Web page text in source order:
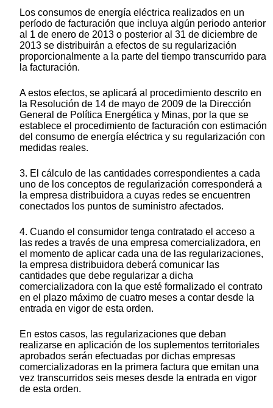
Los consumos de energía eléctrica realizados en un
período de facturación que incluya algún periodo anterior
al 1 de enero de 2013 o posterior al 31 de diciembre de
2013 se distribuirán a efectos de su regularización
proporcionalmente a la parte del tiempo transcurrido para
la facturación.
A estos efectos, se aplicará al procedimiento descrito en
la Resolución de 14 de mayo de 2009 de la Dirección
General de Política Energética y Minas, por la que se
establece el procedimiento de facturación con estimación
del consumo de energía eléctrica y su regularización con
medidas reales.
3. El cálculo de las cantidades correspondientes a cada
uno de los conceptos de regularización corresponderá a
la empresa distribuidora a cuyas redes se encuentren
conectados los puntos de suministro afectados.
4. Cuando el consumidor tenga contratado el acceso a
las redes a través de una empresa comercializadora, en
el momento de aplicar cada una de las regularizaciones,
la empresa distribuidora deberá comunicar las
cantidades que debe regularizar a dicha
comercializadora con la que esté formalizado el contrato
en el plazo máximo de cuatro meses a contar desde la
entrada en vigor de esta orden.
En estos casos, las regularizaciones que deban
realizarse en aplicación de los suplementos territoriales
aprobados serán efectuadas por dichas empresas
comercializadoras en la primera factura que emitan una
vez transcurridos seis meses desde la entrada en vigor
de esta orden.